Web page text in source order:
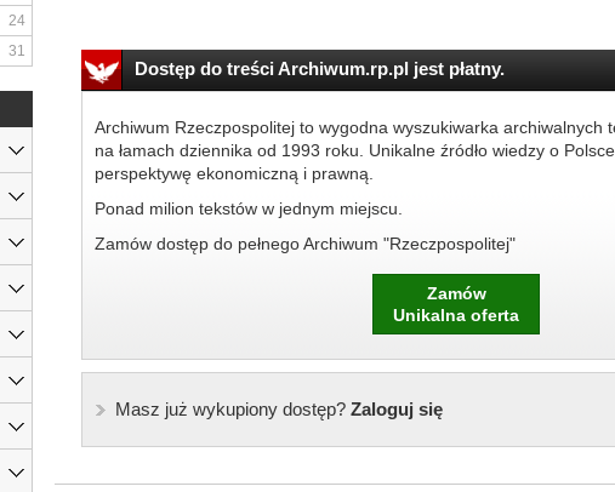
Dostęp do treści Archiwum.rp.pl jest płatny.
Archiwum Rzeczpospolitej to wygodna wyszukiwarka archiwalnych
na łamach dziennika od 1993 roku. Unikalne źródło wiedzy o
perspektywę ekonomiczną i prawną.
Ponad milion tekstów w jednym miejscu.
Zamów dostęp do pełnego Archiwum "Rzeczpospolitej"
Zamów
Unikalna oferta
Masz już wykupiony dostęp?Zaloguj się
24
31